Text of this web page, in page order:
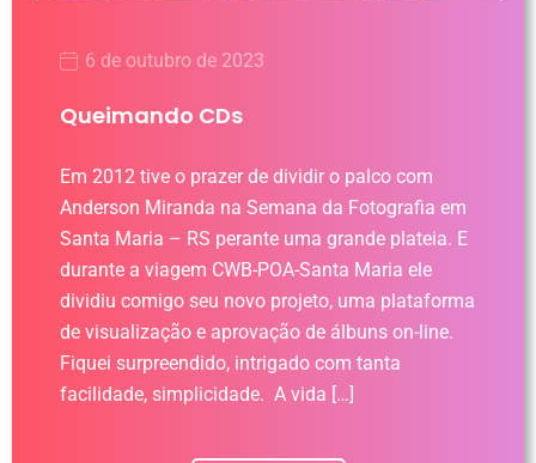
6 de outubro de 2023
Queimando CDs
Em 2012 tive o prazer de dividir o palco com
Anderson Miranda na Semana da Fotografia em
Santa Maria – RS perante uma grande plateia. E
durante a viagem CWB-POA-Santa Maria ele
dividiu comigo seu novo projeto, uma plataforma
de visualização e aprovação de álbuns on-line.
Fiquei surpreendido, intrigado com tanta
facilidade, simplicidade. A vida […]